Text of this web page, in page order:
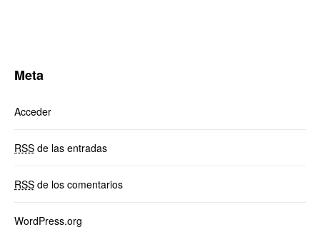
Meta
Acceder
RSS de las entradas
RSS de los comentarios
WordPress.org